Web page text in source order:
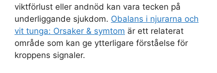
viktförlust eller andnöd kan vara tecken på
underliggande sjukdom. Obalans i njurarna och
vit tunga: Orsaker & symtom är ett relaterat
område som kan ge ytterligare förståelse för
kroppens signaler.